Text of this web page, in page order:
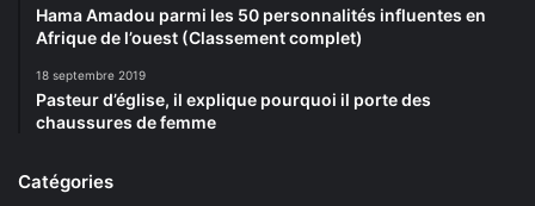
Hama Amadou parmi les 50 personnalités influentes en
Afrique de l’ouest (Classement complet)
18 septembre 2019
Pasteur d’église, il explique pourquoi il porte des
chaussures de femme
Catégories